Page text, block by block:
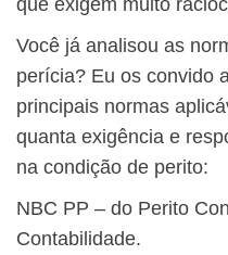
que exigem muito
Você já analisou as
perícia? Eu os convido
principais normas
quanta exigência e
na condição de perito:
NBC PP – do Perito
Contabilidade.